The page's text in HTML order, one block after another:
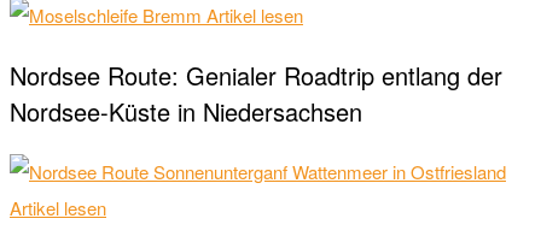
Artikel lesen
Nordsee Route: Genialer Roadtrip entlang der
Nordsee-Küste in Niedersachsen
Artikel lesen